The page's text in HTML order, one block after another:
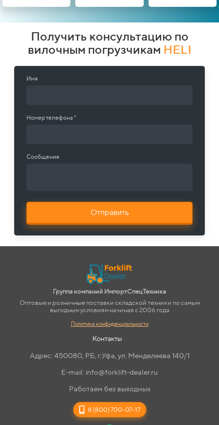
Получить консультацию по
вилочным погрузчикам HELI
Имя
Номер телефона *
Сообщение
Отправить
Группа компаний ИмпортСпецТехника
Оптовые и розничные поставки складской техники по самым
выгодным условиям начиная с 2006 года
Политика конфиденциальности
Контакты
Адрес: 450080, РБ, г.Уфа, ул. Менделеева 140/1
E-mail: info@forklift-dealer.ru
Работаем без выходных
8 (800) 700-07-17